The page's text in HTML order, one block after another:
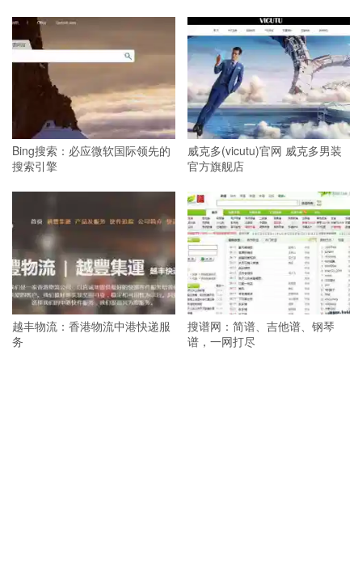
Bing搜索：必应微软国际领先的
搜索引擎
威克多(vicutu)官网 威克多男装
官方旗舰店
越丰物流：香港物流中港快递服
务
搜谱网：简谱、吉他谱、钢琴
谱，一网打尽